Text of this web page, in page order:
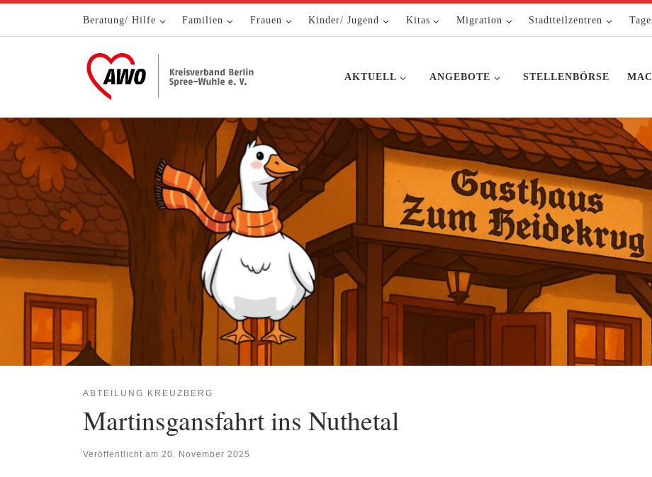
Zum Inhalt springenBeratung/ Hilfe Familien Frauen Kinder/ Jugend Kitas Migration Stadtteilzentren
AKTUELL ANGEBOTE STELLENBÖRSE
ABTEILUNG KREUZBERG
Martinsgansfahrt ins Nuthetal
Veröffentlicht am 20. November 2025